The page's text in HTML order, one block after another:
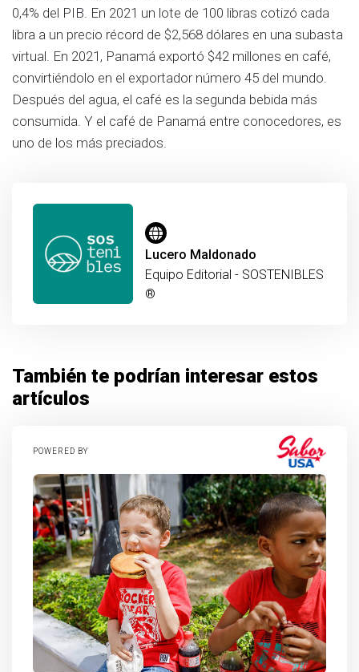
0,4% del PIB. En 2021 un lote de 100 libras cotizó cada
libra a un precio récord de $2,568 dólares en una subasta
virtual. En 2021, Panamá exportó $42 millones en café,
convirtiéndolo en el exportador número 45 del mundo.
Después del agua, el café es la segunda bebida más
consumida. Y el café de Panamá entre conocedores, es
uno de los más preciados.
Lucero Maldonado
Equipo Editorial - SOSTENIBLES
®
También te podrían interesar estos
artículos
POWERED BY